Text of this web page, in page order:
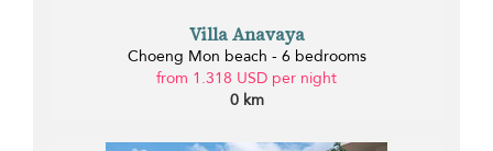
Villa Anavaya
Choeng Mon beach - 6 bedrooms
from 1.318 USD per night
0 km